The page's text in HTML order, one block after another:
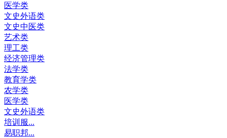
医学类
文史外语类
文史中医类
艺术类
理工类
经济管理类
法学类
教育学类
农学类
医学类
文史外语类
培训服...
易职邦...